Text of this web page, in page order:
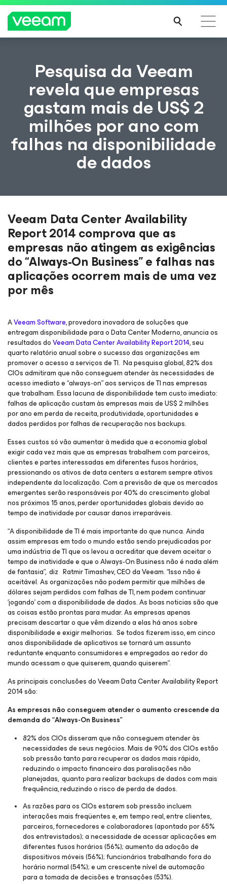
Orientações da Veeam para os clientes afetados
pela atualização de conteúdo da CrowdStrike
Pesquisa da Veeam
revela que empresas
gastam mais de US$ 2
milhões por ano com
falhas na disponibilidade
de dados
Veeam Data Center Availability
Report 2014 comprova que as
empresas não atingem as exigências
do “Always-On Business” e falhas nas
aplicações ocorrem mais de uma vez
por mês
AVeeam Software, provedora inovadora de soluções que
entregam disponibilidade para o Data Center Moderno, anuncia os
resultados doVeeam Data Center Availability Report 2014, seu
quarto relatório anual sobre o sucesso das organizações em
promover o acesso a serviços de TI. Na pesquisa global, 82% dos
CIOs admitiram que não conseguem atender às necessidades de
acesso imediato e “always-on” aos serviços de TI nas empresas
que trabalham. Essa lacuna de disponibilidade tem custo imediato:
falhas de aplicação custam às empresas mais de US$ 2 milhões
por ano em perda de receita, produtividade, oportunidades e
dados perdidos por falhas de recuperação nos backups.
Esses custos só vão aumentar à medida que a economia global
exigir cada vez mais que as empresas trabalhem com parceiros,
clientes e partes interessadas em diferentes fusos horários,
pressionando os ativos de data centers a estarem sempre ativos
independente da localização. Com a previsão de que os mercados
emergentes serão responsáveis por 40% do crescimento global
nos próximos 15 anos, perder oportunidades globais devido ao
tempo de inatividade por causar danos irreparáveis.
“A disponibilidade de TI é mais importante do que nunca. Ainda
assim empresas em todo o mundo estão sendo prejudicadas por
uma indústria de TI que os levou a acreditar que devem aceitar o
tempo de inatividade e que o Always-On Business não é nada além
de fantasia”, diz Ratmir Timashev, CEO da Veeam. “Isso não é
aceitável. As organizações não podem permitir que milhões de
dólares sejam perdidos com falhas de TI, nem podem continuar
‘jogando’ com a disponibilidade de dados. As boas noticias são que
as coisas estão prontas para mudar. As empresas apenas
precisam descartar o que vêm dizendo a elas há anos sobre
disponibilidade e exigir melhorias. Se todos fizerem isso, em cinco
anos disponibilidade de aplicativos se tornará um assunto
reduntante enquanto consumidores e empregados ao redor do
mundo acessam o que quiserem, quando quiserem”.
As principais conclusões do Veeam Data Center Availability Report
2014 são:
As empresas não conseguem atender o aumento crescende da
demanda do “Always-On Business”
82% dos CIOs disseram que não conseguem atender às
necessidades de seus negócios. Mais de 90% dos CIOs estão
sob pressão tanto para recuperar os dados mais rápido,
reduzindo o impacto financeiro das paralisações não
planejadas, quanto para realizar backups de dados com mais
frequência, reduzindo o risco de perda de dados.
As razões para os CIOs estarem sob pressão incluem
interações mais freqüentes e, em tempo real, entre clientes,
parceiros, fornecedores e colaboradores (apontado por 65%
dos entrevistados); a necessidade de acessar aplicações em
diferentes fusos horários (56%); aumento da adoção de
dispositivos móveis (56%); funcionários trabalhando fora do
horário normal (54%); e um crescente nível de automação
para a tomada de decisões e transações (53%).